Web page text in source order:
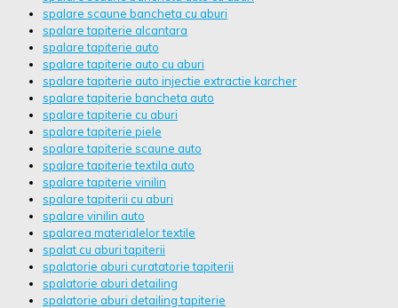
spalare scaune bancheta cu aburi
spalare tapiterie alcantara
spalare tapiterie auto
spalare tapiterie auto cu aburi
spalare tapiterie auto injectie extractie karcher
spalare tapiterie bancheta auto
spalare tapiterie cu aburi
spalare tapiterie piele
spalare tapiterie scaune auto
spalare tapiterie textila auto
spalare tapiterie vinilin
spalare tapiterii cu aburi
spalare vinilin auto
spalarea materialelor textile
spalat cu aburi tapiterii
spalatorie aburi curatatorie tapiterii
spalatorie aburi detailing
spalatorie aburi detailing tapiterie